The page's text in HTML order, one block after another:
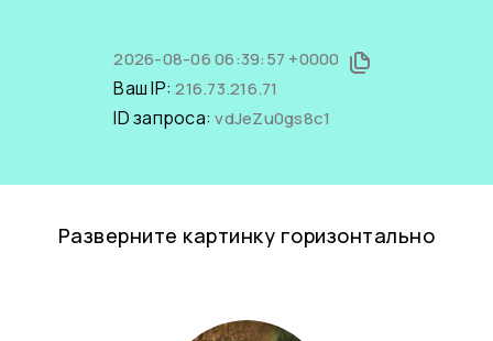
2026-08-06 06:39:57 +0000
Ваш IP:216.73.216.71
ID запроса:vdJeZu0gs8c1
Разверните картинку горизонтально